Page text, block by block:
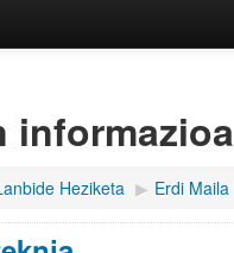
informazioa
Heziketa ▶︎ Erdi Maila